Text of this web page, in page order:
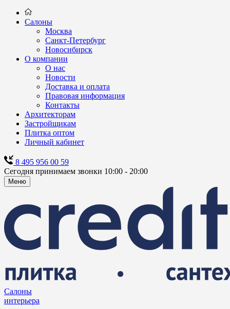
Салоны
Москва
Санкт-Петербург
Новосибирск
О компании
О нас
Новости
Доставка и оплата
Правовая информация
Контакты
Архитекторам
Застройщикам
Плитка оптом
Личный кабинет
8 495 956 00 59
Сегодня принимаем звонки 10:00 - 20:00
Меню
Салоны
интерьера